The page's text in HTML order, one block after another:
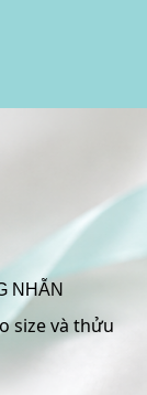
NHẪN
size và thửu